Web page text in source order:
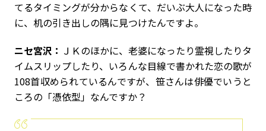
てるタイミングが分からなくて、だいぶ大人になった時
に、机の引き出しの隅に見つけたんですよ。
ニセ宮沢： ＪＫのほかに、老婆になったり霊視したりタ
イムスリップしたり、いろんな目線で書かれた恋の歌が
108首収められているんですが、笹さんは俳優でいうと
ころの「憑依型」なんですか？